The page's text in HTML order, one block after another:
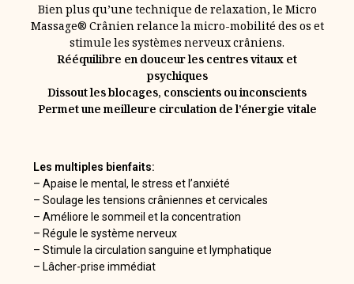
Bien plus qu’une technique de relaxation, le Micro
Massage® Crânien relance la micro-mobilité des os et
stimule les systèmes nerveux crâniens.
Rééquilibre en douceur les centres vitaux et
psychiques
Dissout les blocages, conscients ou inconscients
Permet une meilleure circulation de l’énergie vitale
Les multiples bienfaits:
– Apaise le mental, le stress et l’anxiété
– Soulage les tensions crâniennes et cervicales
– Améliore le sommeil et la concentration
– Régule le système nerveux
– Stimule la circulation sanguine et lymphatique
– Lâcher-prise immédiat